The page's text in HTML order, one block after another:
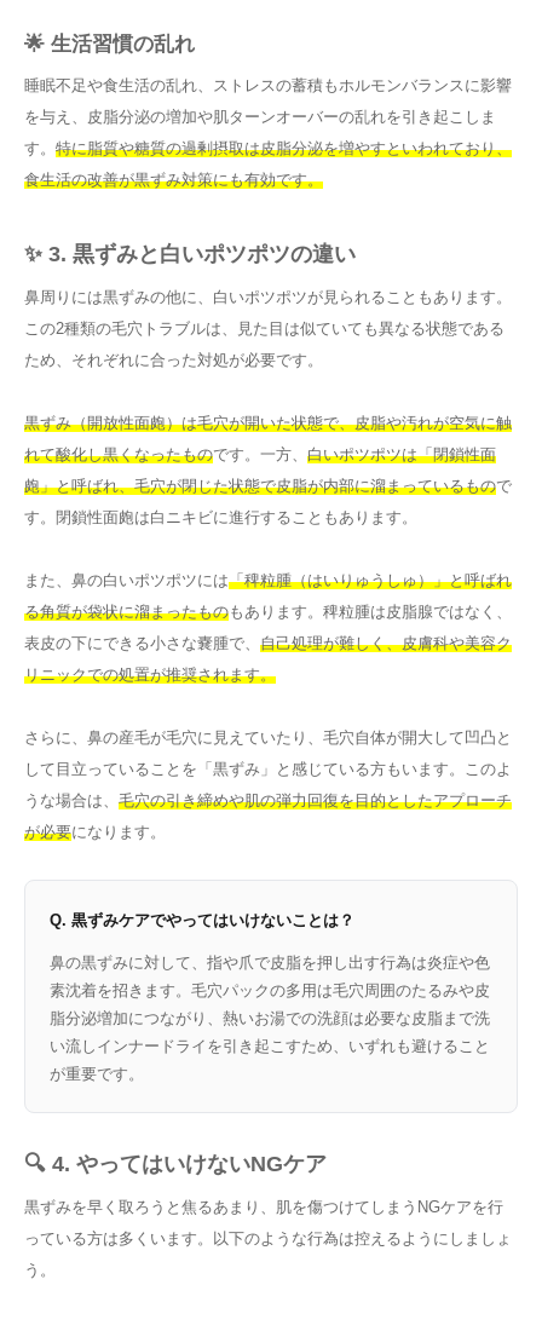
🌟 生活習慣の乱れ
睡眠不足や食生活の乱れ、ストレスの蓄積もホルモンバランスに影響
を与え、皮脂分泌の増加や肌ターンオーバーの乱れを引き起こしま
す。 特に脂質や糖質の過剰摂取は皮脂分泌を増やすといわれており、
食生活の改善が黒ずみ対策にも有効です。
✨ 3. 黒ずみと白いポツポツの違い
鼻周りには黒ずみの他に、白いポツポツが見られることもあります。
この2種類の毛穴トラブルは、見た目は似ていても異なる状態である
ため、それぞれに合った対処が必要です。
黒ずみ（開放性面皰）は毛穴が開いた状態で、皮脂や汚れが空気に触
れて酸化し黒くなったものです。一方、 白いポツポツは「閉鎖性面
皰」と呼ばれ、毛穴が閉じた状態で皮脂が内部に溜まっているもので
す。閉鎖性面皰は白ニキビに進行することもあります。
また、鼻の白いポツポツには「稗粒腫（はいりゅうしゅ）」と呼ばれ
る角質が袋状に溜まったものもあります。稗粒腫は皮脂腺ではなく、
表皮の下にできる小さな嚢腫で、 自己処理が難しく、皮膚科や美容ク
リニックでの処置が推奨されます。
さらに、鼻の産毛が毛穴に見えていたり、毛穴自体が開大して凹凸と
して目立っていることを「黒ずみ」と感じている方もいます。このよ
うな場合は、 毛穴の引き締めや肌の弾力回復を目的としたアプローチ
が必要になります。
Q. 黒ずみケアでやってはいけないことは？
鼻の黒ずみに対して、指や爪で皮脂を押し出す行為は炎症や色
素沈着を招きます。毛穴パックの多用は毛穴周囲のたるみや皮
脂分泌増加につながり、熱いお湯での洗顔は必要な皮脂まで洗
い流しインナードライを引き起こすため、いずれも避けること
が重要です。
🔍 4. やってはいけないNGケア
黒ずみを早く取ろうと焦るあまり、肌を傷つけてしまうNGケアを行
っている方は多くいます。以下のような行為は控えるようにしましょ
う。